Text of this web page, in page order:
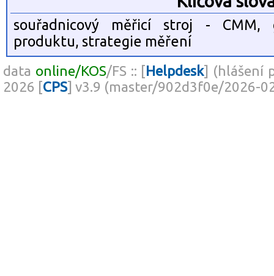
souřadnicový měřicí stroj - CMM,
produktu, strategie měření
data online/KOS/FS :: [Helpdesk] (hlášení
2026 [CPS] v3.9 (master/902d3f0e/2026-